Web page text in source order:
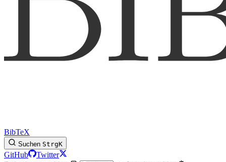
BibTeX
Suchen StrgK
GitHub
Twitter